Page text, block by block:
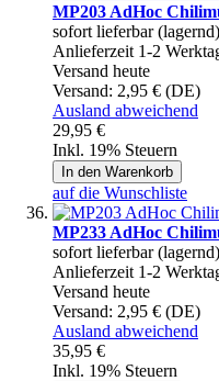
MP203 AdHoc
sofort lieferbar (lagernd)
Anlieferzeit 1-2
Versand heute
Versand: 2,95 € (DE)
Ausland abweichend
29,95 €
Inkl. 19% Steuern
In den Warenkorb
auf die Wunschliste
MP233 AdHoc
sofort lieferbar (lagernd)
Anlieferzeit 1-2
Versand heute
Versand: 2,95 € (DE)
Ausland abweichend
35,95 €
Inkl. 19% Steuern